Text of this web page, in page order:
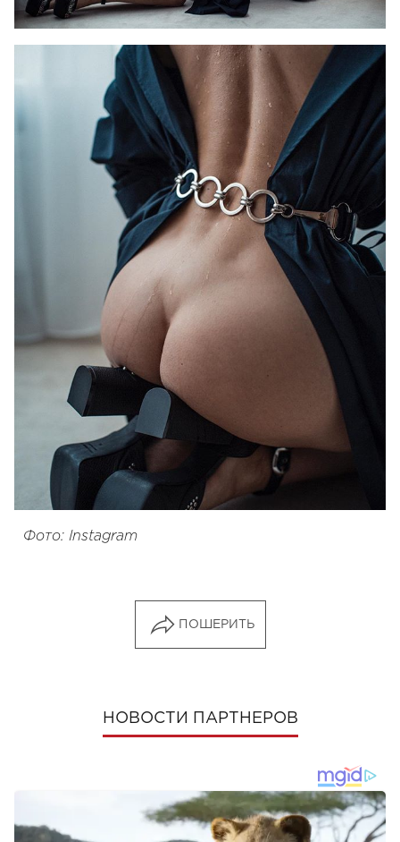
Фото: Instagram
ПОШЕРИТЬ
НОВОСТИ ПАРТНЕРОВ